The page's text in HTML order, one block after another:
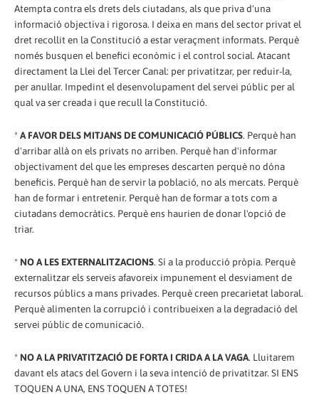
Atempta contra els drets dels ciutadans, als que priva d'una
informació objectiva i rigorosa. I deixa en mans del sector privat el
dret recollit en la Constitució a estar veraçment informats. Perquè
només busquen el benefici econòmic i el control social. Atacant
directament la Llei del Tercer Canal: per privatitzar, per reduir-la,
per anul·lar. Impedint el desenvolupament del servei públic per al
qual va ser creada i que recull la Constitució.
*A FAVOR DELS MITJANS DE COMUNICACIÓ PÚBLICS. Perquè han
d'arribar allà on els privats no arriben. Perquè han d'informar
objectivament del que les empreses descarten perquè no dóna
beneficis. Perquè han de servir la població, no als mercats. Perquè
han de formar i entretenir. Perquè han de formar a tots com a
ciutadans democràtics. Perquè ens haurien de donar l'opció de
triar.
* NO A LES EXTERNALITZACIONS. Sí a la producció pròpia. Perquè
externalitzar els serveis afavoreix impunement el desviament de
recursos públics a mans privades. Perquè creen precarietat laboral.
Perquè alimenten la corrupció i contribueixen a la degradació del
servei públic de comunicació.
* NO A LA PRIVATITZACIÓ DE FORTA I CRIDA A LA VAGA. Lluitarem
davant els atacs del Govern i la seva intenció de privatitzar. SI ENS
TOQUEN A UNA, ENS TOQUEN A TOTES!